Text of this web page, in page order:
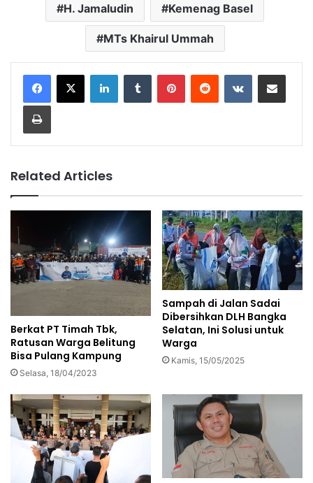
H. Jamaludin Kemenag Basel
MTs Khairul Ummah
LinkedInTumblr PinterestReddit VKontakteShare via Email
Print
Related Articles
Berkat PT Timah Tbk,
Ratusan Warga Belitung
Bisa Pulang Kampung
Selasa, 18/04/2023
Sampah di Jalan Sadai
Dibersihkan DLH Bangka
Selatan, Ini Solusi untuk
Warga
Kamis, 15/05/2025